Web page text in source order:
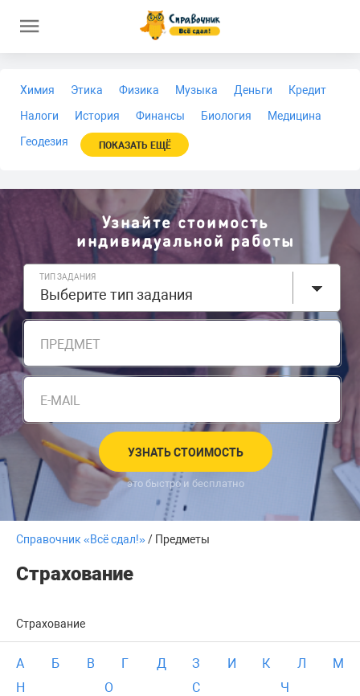
Химия Этика Физика Музыка Деньги
Кредит
Налоги
История Финансы Биология
Медицина
Геодезия
ПОКАЗАТЬ ЕЩЁ
Узнайте стоимость
индивидуальной работы
ТИП ЗАДАНИЯ
Выберите тип задания
ПРЕДМЕТ
E-MAIL
УЗНАТЬ СТОИМОСТЬ
это быстро и бесплатно
Справочник «Всё сдал!»/ Предметы
Страхование
Страхование
А Б В Г Д З И К Л
М
Н
О С Ч